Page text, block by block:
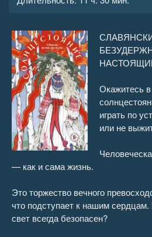
Окажитесь
играть по
или не
— как и сама жизнь.
Это торжество вечного
что подступает к нашим
свет всегда безопасен?